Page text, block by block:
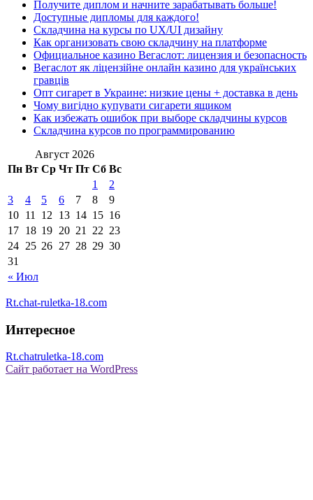
Получите диплом и начните зарабатывать больше!
Доступные дипломы для каждого!
Складчина на курсы по UX/UI дизайну
Как организовать свою складчину на платформе
Официальное казино Вегаслот: лицензия и безопасность
Вегаслот як ліцензійне онлайн казино для українських
гравців
Опт сигарет в Украине: низкие цены + доставка в день
Чому вигідно купувати сигарети ящиком
Как избежать ошибок при выборе складчины курсов
Складчина курсов по программированию
Август 2026
Пн Вт Ср Чт Пт Сб Вс
« Июл
1
2
3
4 5 6 7 8
9
10 11 12 13 14 15 16
17 18 19 20 21 22 23
24 25 26 27 28 29 30
31
Rt.chat-ruletka-18.com
Интересное
Rt.chatruletka-18.com
Сайт работает на WordPress